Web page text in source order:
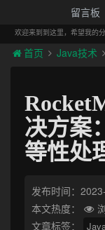
留言板
欢迎来到到这里，希望我的
首页 Java技术
决方案
等性处
发布时间：
本文热度：
文章标签：